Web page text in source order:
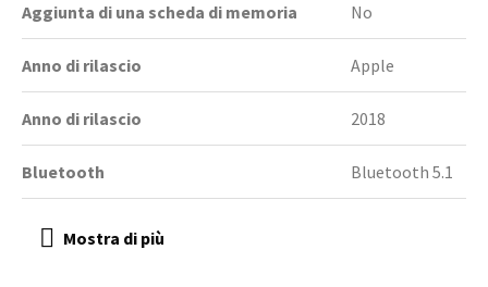
Aggiunta di una scheda di memoria No
Anno di rilascio Apple
Anno di rilascio 2018
Bluetooth Bluetooth 5.1